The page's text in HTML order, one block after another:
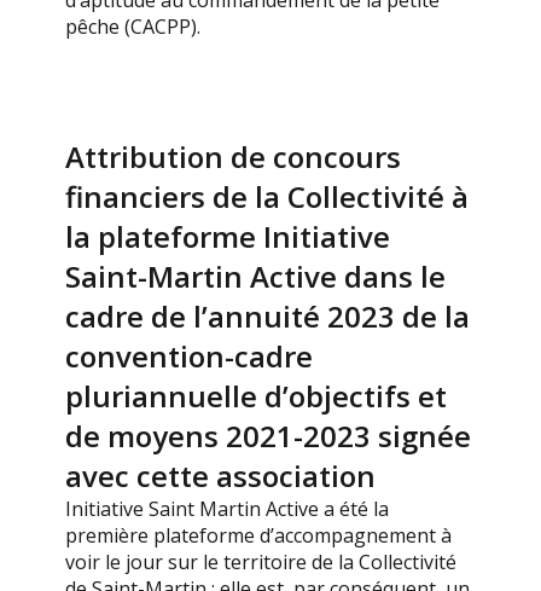
pêche (CACPP).
Attribution de concours
financiers de la Collectivité à
la plateforme Initiative
Saint-Martin Active dans le
cadre de l’annuité 2023 de la
convention-cadre
pluriannuelle d’objectifs et
de moyens 2021-2023 signée
avec cette association
Initiative Saint Martin Active a été la
première plateforme d’accompagnement à
voir le jour sur le territoire de la Collectivité